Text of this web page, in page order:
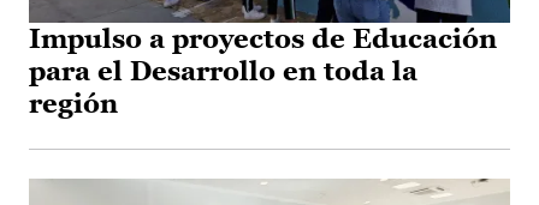
Impulso a proyectos de Educación
para el Desarrollo en toda la
región